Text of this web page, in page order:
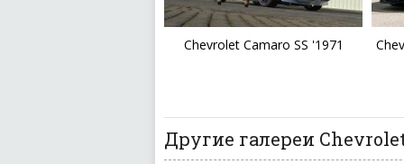
Chevrolet Camaro SS '1971
Другие галереи Chevrolet